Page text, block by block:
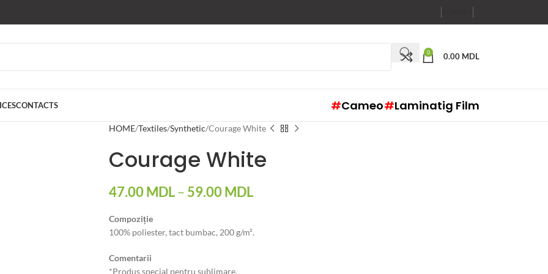
0 0.00 MDL
CONTACTS #Cameo#Laminatig Film
HOME Textiles Synthetic Courage White
Courage White
47.00MDL– 59.00MDL
Compoziție
100% poliester, tact bumbac, 200 g/m².
Comentarii
*Produs special pentru sublimare.